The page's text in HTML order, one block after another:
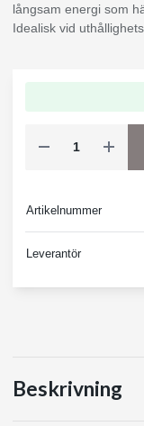
långsam energi som
Idealisk vid
Artikelnummer
Leverantör
Beskrivning